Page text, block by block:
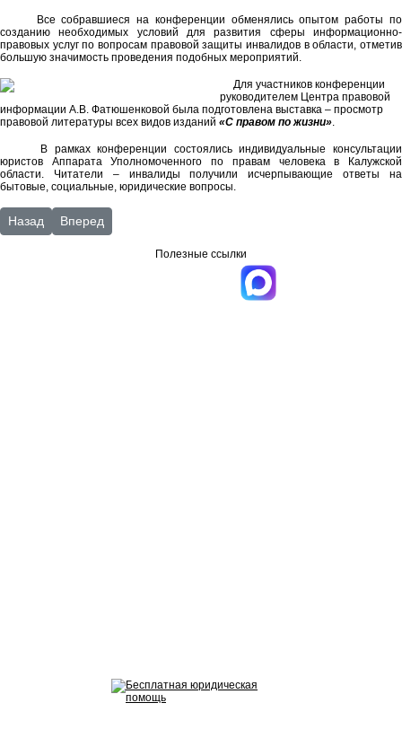
Все собравшиеся на конференции обменялись опытом работы по
созданию необходимых условий для развития сферы информационно-
правовых услуг по вопросам правовой защиты инвалидов в области, отметив
большую значимость проведения подобных мероприятий.
Для участников конференции
руководителем Центра правовой
информации А.В. Фатюшенковой была подготовлена выставка – просмотр
правовой литературы всех видов изданий «С правом по жизни».
В рамках конференции состоялись индивидуальные консультации
юристов Аппарата Уполномоченного по правам человека в Калужской
области. Читатели – инвалиды получили исчерпывающие ответы на
бытовые, социальные, юридические вопросы.
Предыдущий: 2016 г.
Назад Следующий: «Евангелие – Книга Жизни. Читаем вместе»
Вперед
Полезные ссылки